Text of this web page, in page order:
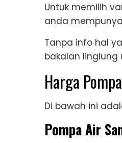
Untuk memilih
anda
Tanpa info hal
bakalan linglung
Harga
Di bawah ini
Pompa Air